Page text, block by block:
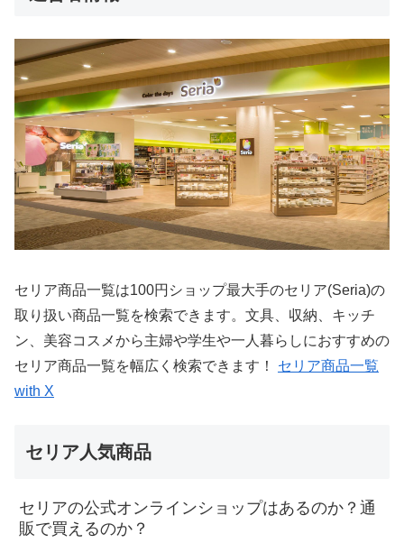
セリア商品一覧は100円ショップ最大手のセリア(Seria)の
取り扱い商品一覧を検索できます。文具、収納、キッチ
ン、美容コスメから主婦や学生や一人暮らしにおすすめの
セリア商品一覧を幅広く検索できます！ セリア商品一覧
with X
セリア人気商品
セリアの公式オンラインショップはあるのか？通
販で買えるのか？